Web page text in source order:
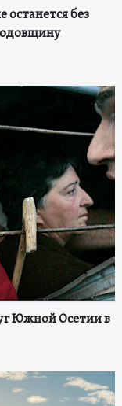
останется без
Южной Осетии в